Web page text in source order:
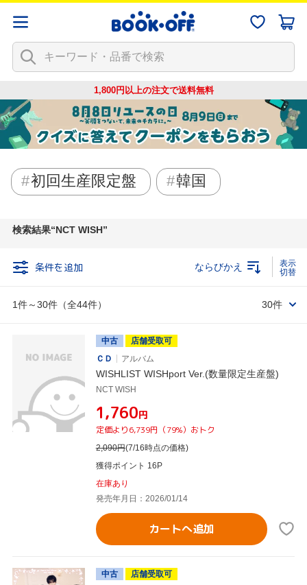
1,800円以上の注文で送料無料
初回生産限定盤 韓国
検索結果 NCT WISH
条件を追加
1件～30件（全44件）
ならびかえ
30件
中古
店舗受取可
ＣＤ
アルバム
WISHLIST WISHport Ver.(数量限定生産盤)
NCT WISH
¥1,760円
定価より6,739円（79%）おトク
2,090円(7/16時点の価格)
獲得ポイント 16P
在庫あり
発売年月日：2026/01/14
カートへ追加
中古
店舗受取可